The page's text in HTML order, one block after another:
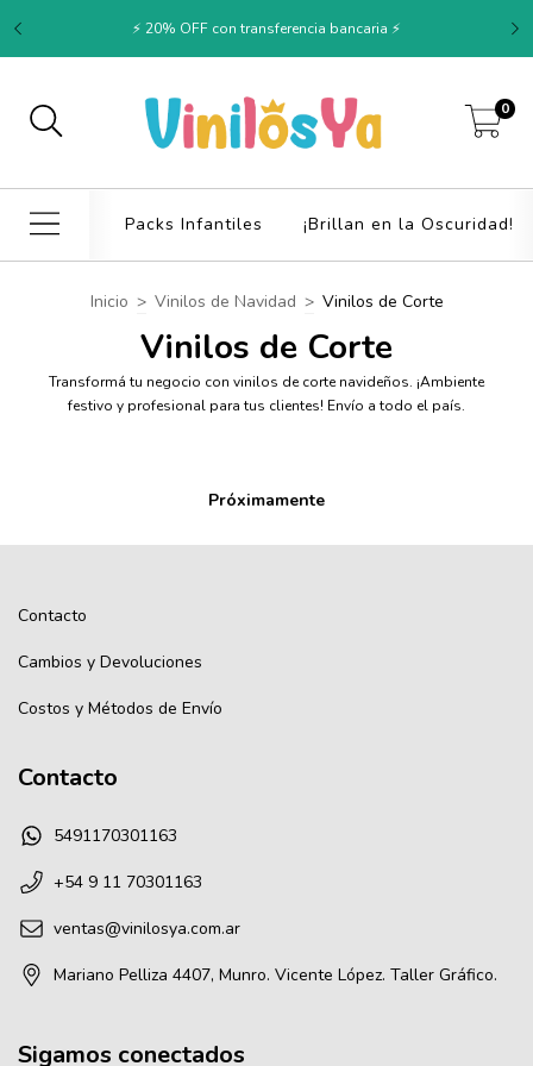
⚡ 20% OFF con transferencia bancaria ⚡
0
Packs Infantiles ¡Brillan en la Oscuridad!
Inicio > Vinilos de Navidad > Vinilos de Corte
Vinilos de Corte
Transformá tu negocio con vinilos de corte navideños. ¡Ambiente
festivo y profesional para tus clientes! Envío a todo el país.
Próximamente
Contacto
Cambios y Devoluciones
Costos y Métodos de Envío
Contacto
5491170301163
+54 9 11 70301163
ventas@vinilosya.com.ar
Mariano Pelliza 4407, Munro. Vicente López. Taller Gráfico.
Sigamos conectados